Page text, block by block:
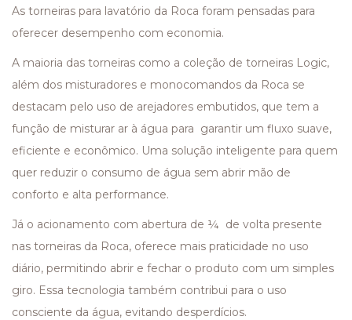
As torneiras para lavatório da Roca foram pensadas para
oferecer desempenho com economia.
A maioria das torneiras como a coleção de torneiras Logic,
além dos misturadores e monocomandos da Roca se
destacam pelo uso de arejadores embutidos, que tem a
função de misturar ar à água para garantir um fluxo suave,
eficiente e econômico. Uma solução inteligente para quem
quer reduzir o consumo de água sem abrir mão de
conforto e alta performance.
Já o acionamento com abertura de ¼ de volta presente
nas torneiras da Roca, oferece mais praticidade no uso
diário, permitindo abrir e fechar o produto com um simples
giro. Essa tecnologia também contribui para o uso
consciente da água, evitando desperdícios.